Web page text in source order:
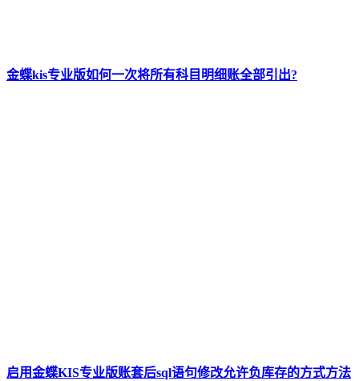
金蝶kis专业版如何一次将所有科目明细账全部引出?
启用金蝶KIS专业版账套后sql语句修改允许负库存的方式方法